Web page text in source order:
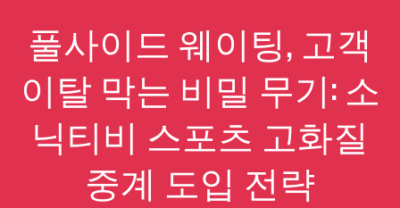
풀사이드 웨이팅, 고객
이탈 막는 비밀 무기: 소
닉티비 스포츠 고화질
중계 도입 전략